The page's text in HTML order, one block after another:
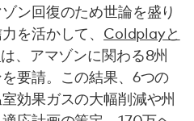
ン回復のため世論を盛り
を活かして、 Coldplayと
は、アマゾンに関わる8州
要請。この結果、6つの
効果ガスの大幅削減や州